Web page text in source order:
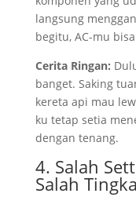
langsung
begitu, AC-mu
Cerita Ringan:
banget. Saking
kereta api mau
ku tetap setia
dengan tenang.
4. Salah
Salah